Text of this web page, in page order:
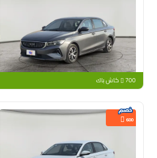
مستعملة 108,917 كم
700 كاش باك
600